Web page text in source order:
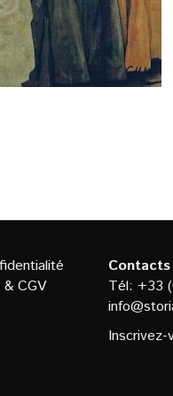
é
& CGV
Contacts
Tél: +33